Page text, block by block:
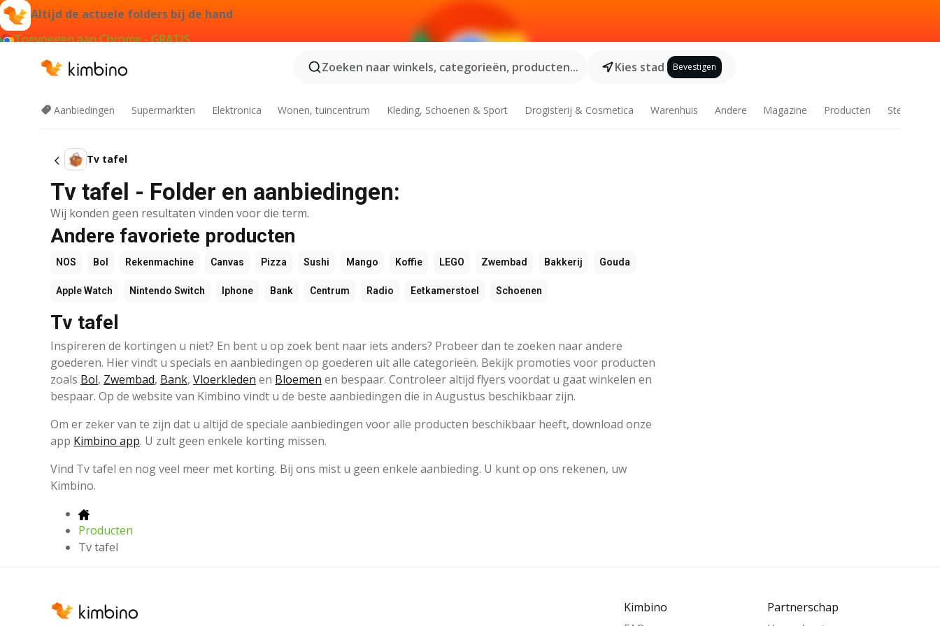
Altijd de actuele folders bij de hand
Toevoegen aan Chrome - GRATIS
Zoeken naar winkels, categorieën, producten...
Kies stad Bevestigen
Aanbiedingen Supermarkten Elektronica Wonen, tuincentrum Kleding, Schoenen & Sport Drogisterij & Cosmetica Warenhuis Andere Magazine Producten Steden
Tv tafel
Tv tafel - Folder en aanbiedingen:
Wij konden geen resultaten vinden voor die term.
Andere favoriete producten
NOS Bol Rekenmachine Canvas Pizza Sushi Mango Koffie LEGO Zwembad Bakkerij Gouda
Apple Watch Nintendo Switch Iphone Bank Centrum Radio Eetkamerstoel Schoenen
Tv tafel
Inspireren de kortingen u niet? En bent u op zoek bent naar iets anders? Probeer dan te zoeken naar andere
goederen. Hier vindt u specials en aanbiedingen op goederen uit alle categorieën. Bekijk promoties voor producten
zoals Bol, Zwembad, Bank, Vloerkleden en Bloemen en bespaar. Controleer altijd flyers voordat u gaat winkelen en
bespaar. Op de website van Kimbino vindt u de beste aanbiedingen die in Augustus beschikbaar zijn.
Om er zeker van te zijn dat u altijd de speciale aanbiedingen voor alle producten beschikbaar heeft, download onze
app Kimbino app. U zult geen enkele korting missen.
Vind Tv tafel en nog veel meer met korting. Bij ons mist u geen enkele aanbieding. U kunt op ons rekenen, uw
Kimbino.
Producten
Tv tafel
Kimbino
Partnerschap